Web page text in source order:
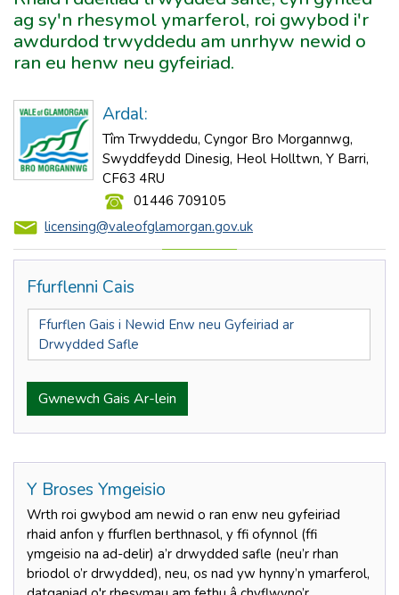
ag sy'n rhesymol ymarferol, roi gwybod i'r
awdurdod trwyddedu am unrhyw newid o
ran eu henw neu gyfeiriad.
Ardal:
Tîm Trwyddedu, Cyngor Bro Morgannwg,
Swyddfeydd Dinesig, Heol Holltwn, Y Barri,
CF63 4RU
01446 709105
licensing@valeofglamorgan.gov.uk
Ffurflenni Cais
Ffurflen Gais i Newid Enw neu Gyfeiriad ar
Drwydded Safle
Gwnewch Gais Ar-lein
Y Broses Ymgeisio
Wrth roi gwybod am newid o ran enw neu gyfeiriad
rhaid anfon y ffurflen berthnasol, y ffi ofynnol (ffi
ymgeisio na ad-delir) a’r drwydded safle (neu’r rhan
briodol o’r drwydded), neu, os nad yw hynny’n ymarferol,